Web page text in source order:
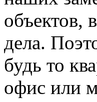
объектов,
дела.
будь то
офис или